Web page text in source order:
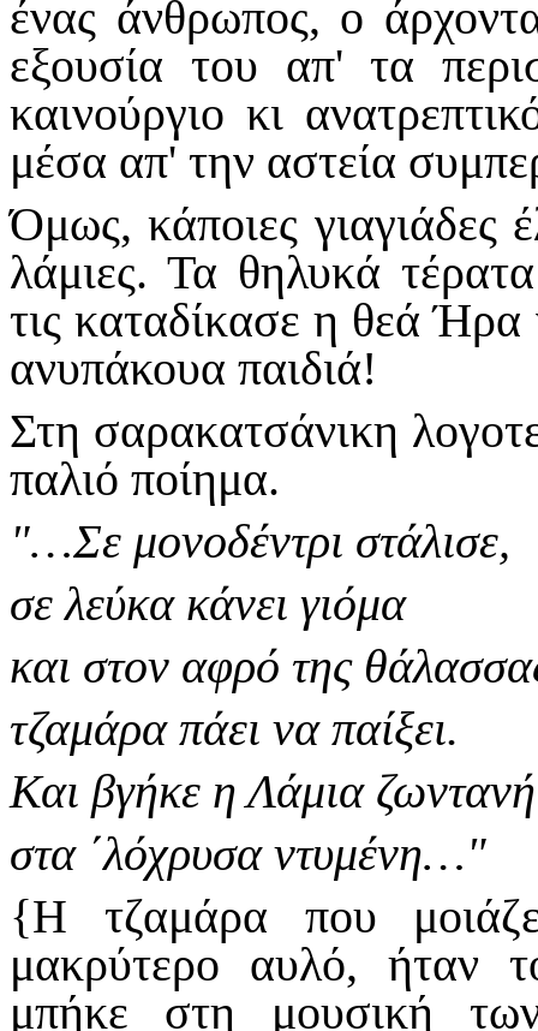
ένας άνθρωπος, ο
εξουσία του απ' τα
καινούργιο κι
μέσα απ' την αστεία
Όμως, κάποιες γιαγιάδες
λάμιες. Τα θηλυκά
τις καταδίκασε η θεά Ήρα
ανυπάκουα παιδιά!
Στη σαρακατσάνικη
παλιό ποί­ημα.
"…Σε μονοδέντρι στάλισε,
σε λεύκα κάνει γιόμα
και στον αφρό της
τζαμάρα πάει να παίξει.
Και βγήκε η Λάμια ζωντανή
στα ΄λόχρυσα ντυμένη…"
{Η τζαμάρα που
μακρύτερο αυλό, ήταν
μπήκε στη μουσική